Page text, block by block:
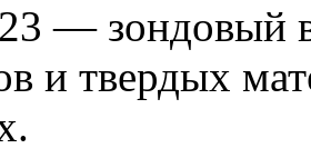
— зондовый
и твердых